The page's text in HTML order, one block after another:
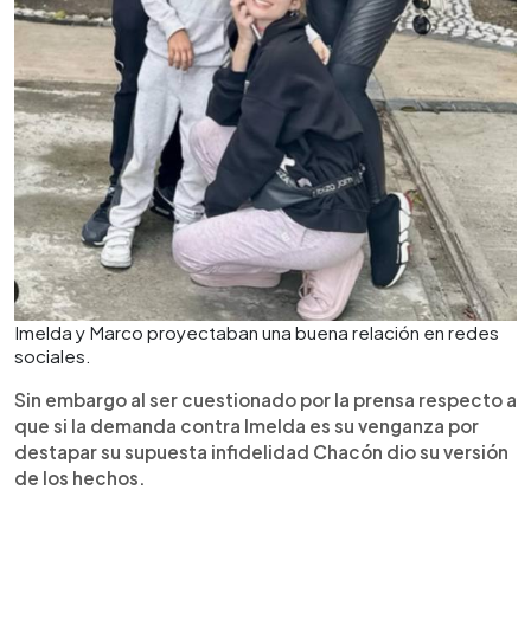
Imelda y Marco proyectaban una buena relación en redes
sociales.
Sin embargo al ser cuestionado por la prensa respecto a
que si la demanda contra Imelda es su venganza por
destapar su supuesta infidelidad Chacón dio su versión
de los hechos.